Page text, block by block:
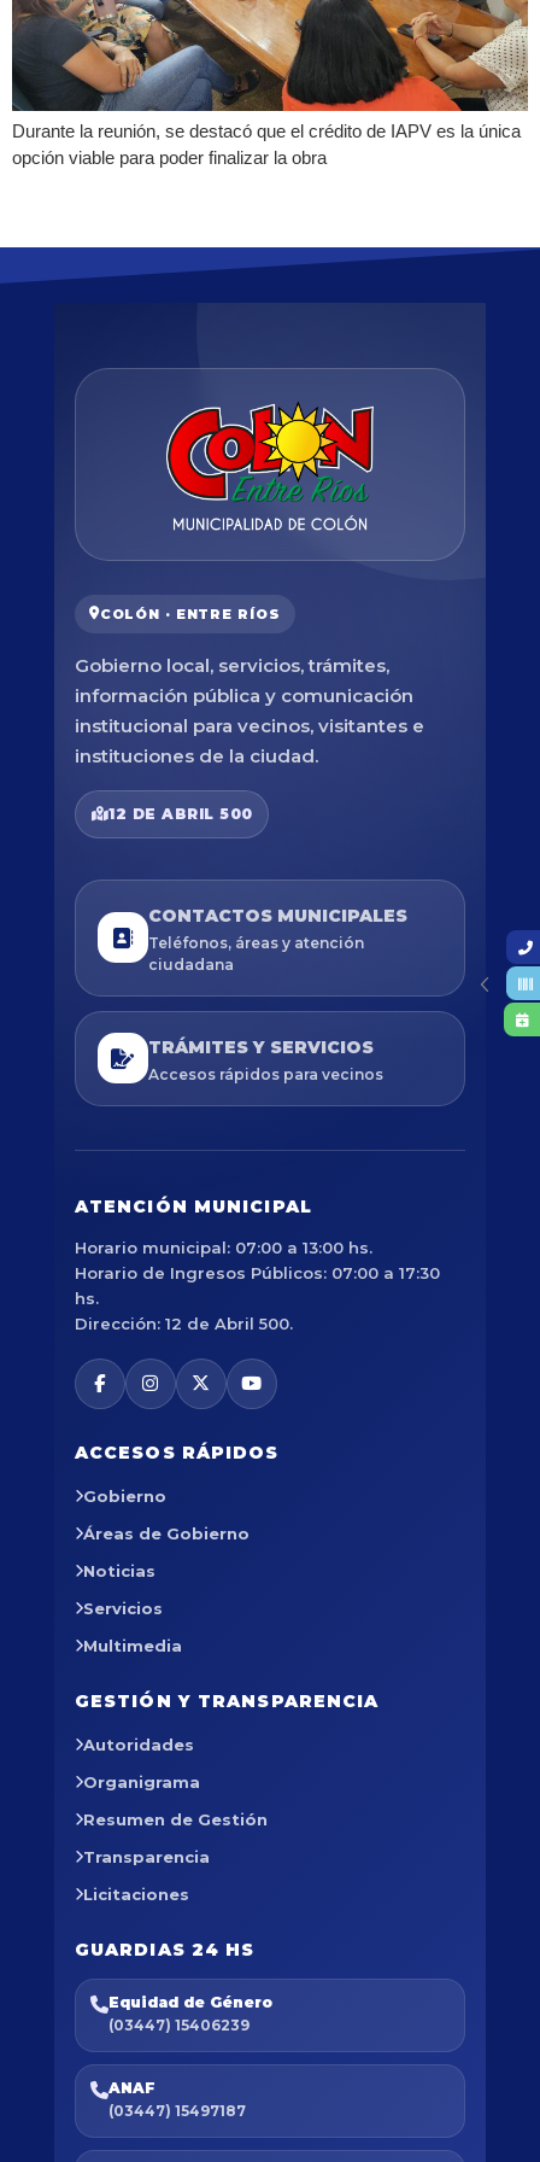
Durante la reunión, se destacó que el crédito de IAPV es la única
opción viable para poder finalizar la obra
COLÓN · ENTRE RÍOS
Gobierno local, servicios, trámites,
información pública y comunicación
institucional para vecinos, visitantes e
instituciones de la ciudad.
12 DE ABRIL 500
CONTACTOS MUNICIPALES
Teléfonos, áreas y atención
ciudadana
TRÁMITES Y SERVICIOS
Accesos rápidos para vecinos
ATENCIÓN MUNICIPAL
Horario municipal: 07:00 a 13:00 hs.
Horario de Ingresos Públicos: 07:00 a 17:30
hs.
Dirección: 12 de Abril 500.
ACCESOS RÁPIDOS
Gobierno
Áreas de Gobierno
Noticias
Servicios
Multimedia
GESTIÓN Y TRANSPARENCIA
Autoridades
Organigrama
Resumen de Gestión
Transparencia
Licitaciones
GUARDIAS 24 HS
Equidad de Género
(03447) 15406239
ANAF
(03447) 15497187